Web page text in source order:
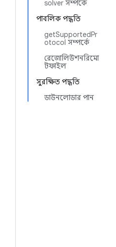
solver সম্পর্কে
পাবলিক পদ্ধতি
getSupportedPr
otocol সম্পর্কে
রেজোলিউশনরিমো
টফাইল
সুরক্ষিত পদ্ধতি
ডাউনলোডার পান